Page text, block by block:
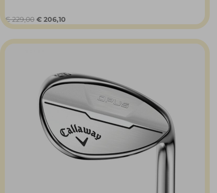
€229,00 Oorspronkelijke
prijs
was:
€ 206,10
prijs
is: